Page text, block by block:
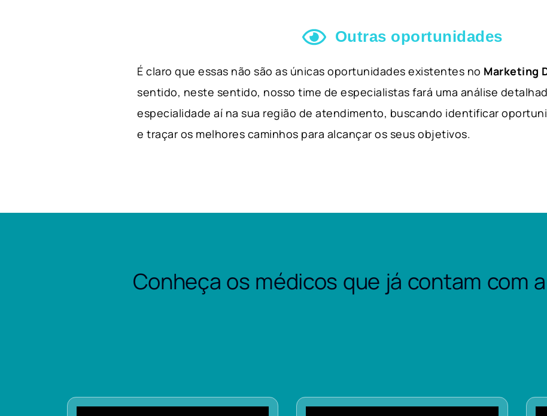
Outras oportunidades
É claro que essas não são as únicas oportunidades existentes no Marketing
sentido, neste sentido, nosso time de especialistas fará uma análise
especialidade aí na sua região de atendimento, buscando identificar
e traçar os melhores caminhos para alcançar os seus objetivos.
Conheça os médicos que já contam com